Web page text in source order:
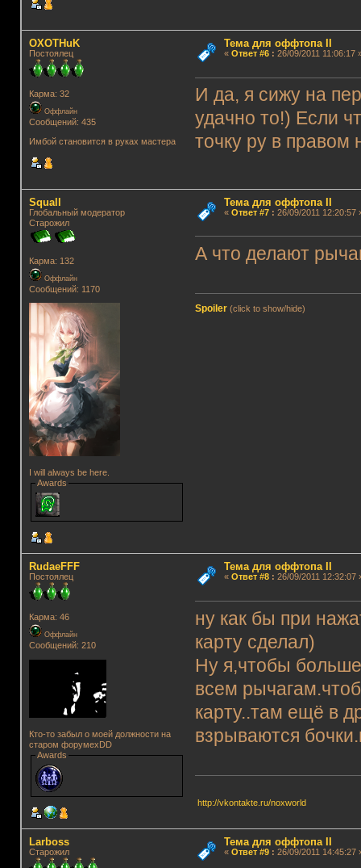
OXOTHuK
Постоялец
Карма: 32
Оффлайн
Сообщений: 435
Имбой становится в руках мастера
Тема для оффтопа II
« Ответ #6: 26/09/2011 11:06:17
И да, я сижу на
удачно то!) Если
точку ру в правом
Squall
Глобальный модератор
Старожил
Карма: 132
Оффлайн
Сообщений: 1170
I will always be here.
Awards
Тема для оффтопа II
« Ответ #7: 26/09/2011 12:20:57
А что делают
Spoiler (click to show/hide)
RudaeFFF
Постоялец
Карма: 46
Оффлайн
Сообщений: 210
Кто-то забыл о моей должности на
старом форумеxDD
Awards
Тема для оффтопа II
« Ответ #8: 26/09/2011 12:32:07
ну как бы при
карту сделал)
Ну я,чтобы
всем
карту..там ещё в
взрываются
http://vkontakte.ru/noxworld
Lаrboss
Старожил
Тема для оффтопа II
« Ответ #9: 26/09/2011 14:45:27